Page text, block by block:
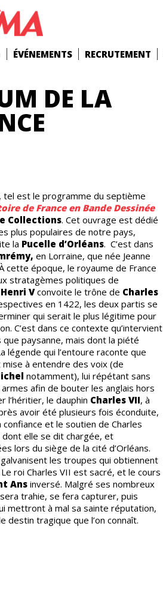
ÉVÉNEMENTS RECRUTEMENT
DE LA
tel est le programme du septième
de France en Bande Dessinée
Collections. Cet ouvrage est dédié
plus populaires de notre pays,
la Pucelle d’Orléans. C’est dans
en Lorraine, que née Jeanne
cette époque, le royaume de France
stratagèmes politiques de
Henri Vconvoite le trône de Charles
en 1422, les deux partis se
qui serait le plus légitime pour
C’est dans ce contexte qu’intervient
que paysanne, mais dont la piété
légende qui l’entoure raconte que
mise à entendre des voix (de
notamment), lui répétant sans
afin de bouter les anglais hors
l’héritier, le dauphin Charles VII, à
avoir été plusieurs fois éconduite,
et le soutien de Charles
dont elle se dit chargée, et
lors du siège de la cité d’Orléans.
les troupes qui obtiennent
roi Charles VII est sacré, et le cours
Ans inversé. Malgré ses nombreux
trahie, se fera capturer, puis
mettront à mal sa sainte réputation,
destin tragique que l’on connaît.